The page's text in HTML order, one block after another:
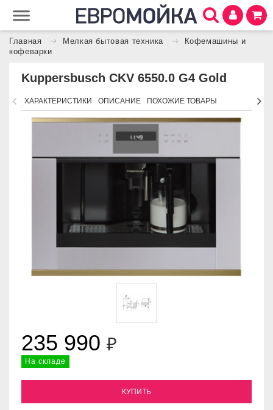
Главная Мелкая бытовая техника
Кофемашины и
кофеварки
Kuppersbusch CKV 6550.0 G4 Gold
ХАРАКТЕРИСТИКИ ОПИСАНИЕ ПОХОЖИЕ ТОВАРЫ
235 990 ₽
На складе
КУПИТЬ